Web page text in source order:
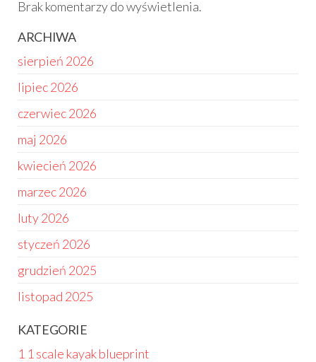
Brak komentarzy do wyświetlenia.
ARCHIWA
sierpień 2026
lipiec 2026
czerwiec 2026
maj 2026
kwiecień 2026
marzec 2026
luty 2026
styczeń 2026
grudzień 2025
listopad 2025
KATEGORIE
1 1 scale kayak blueprint